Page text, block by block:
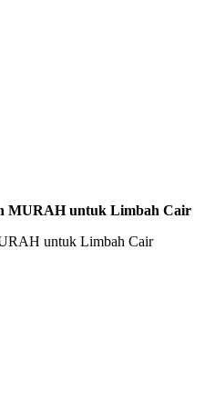
MURAH untuk Limbah Cair